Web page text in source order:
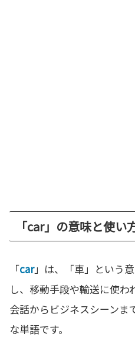
「car」の意味と使い
「car」は、「車」という
し、移動手段や輸送に使わ
会話からビジネスシーンま
な単語です。